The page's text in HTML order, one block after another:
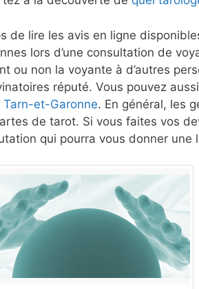
de lire les avis en ligne
lors d’une consultation de
ou non la voyante à d’autres
réputé. Vous pouvez
et-Garonne. En général, les
de tarot. Si vous faites vos
qui pourra vous donner une